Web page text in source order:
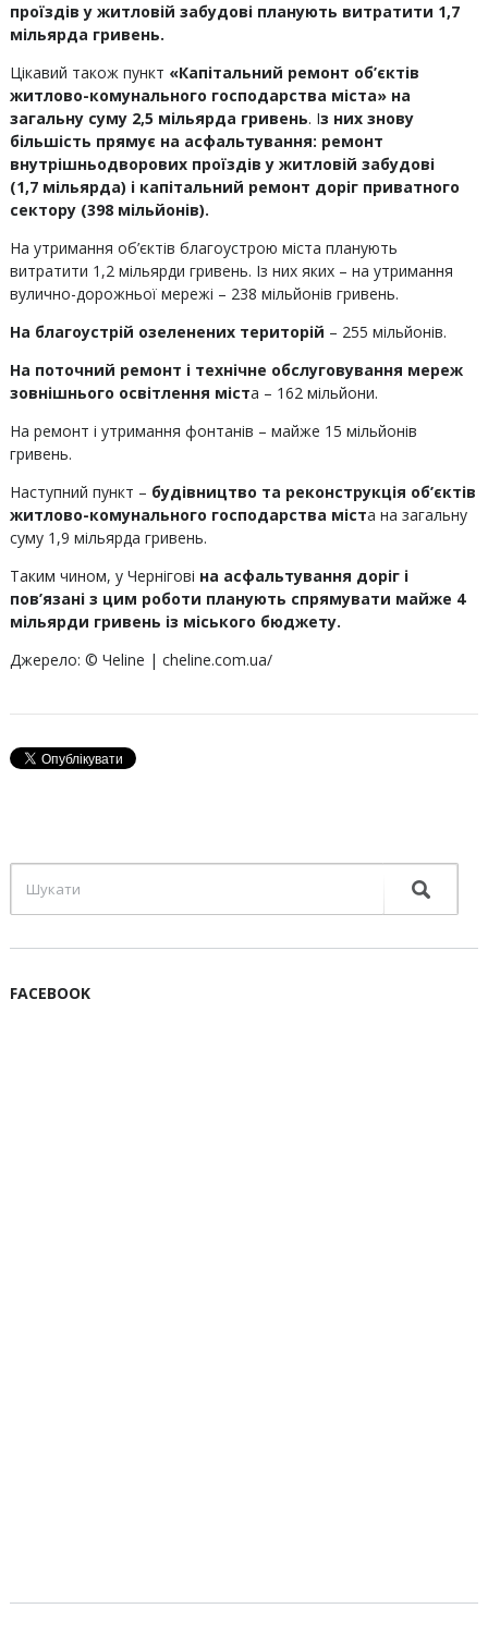
проїздів у житловій забудові планують витратити 1,7
мільярда гривень.
Цікавий також пункт «Капітальний ремонт об’єктів
житлово-комунального господарства міста» на
загальну суму 2,5 мільярда гривень. Із них знову
більшість прямує на асфальтування: ремонт
внутрішньодворових проїздів у житловій забудові
(1,7 мільярда) і капітальний ремонт доріг приватного
сектору (398 мільйонів).
На утримання об’єктів благоустрою міста планують
витратити 1,2 мільярди гривень. Із них яких – на утримання
вулично-дорожньої мережі – 238 мільйонів гривень.
На благоустрій озеленених територій – 255 мільйонів.
На поточний ремонт і технічне обслуговування мереж
зовнішнього освітлення міста – 162 мільйони.
На ремонт і утримання фонтанів – майже 15 мільйонів
гривень.
Наступний пункт – будівництво та реконструкція об’єктів
житлово-комунального господарства міста на загальну
суму 1,9 мільярда гривень.
Таким чином, у Чернігові на асфальтування доріг і
пов’язані з цим роботи планують спрямувати майже 4
мільярди гривень із міського бюджету.
Джерело: © Чeline | cheline.com.ua/
FACEBOOK